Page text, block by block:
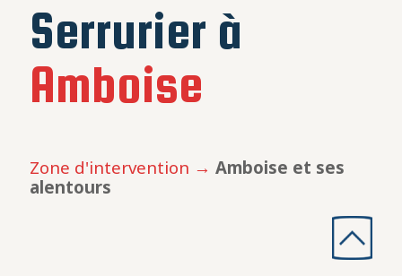
Serrurier à
Amboise
Zone d'intervention → Amboise et ses
alentours